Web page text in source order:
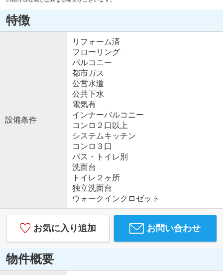
特徴
設備条件
リフォーム済
フローリング
バルコニー
都市ガス
公営水道
公共下水
電気有
インナーバルコニー
コンロ２口以上
システムキッチン
コンロ３口
バス・トイレ別
洗面台
トイレ２ヶ所
独立洗面台
ウォークインクロゼット
お気に入り追加 お問い合わせ
物件概要